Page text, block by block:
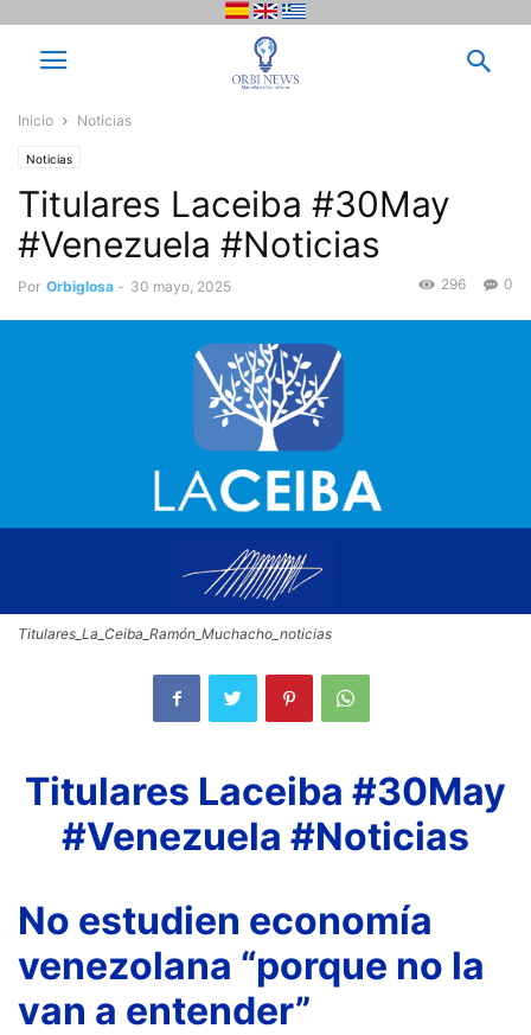
Inicio Noticias
Noticias
Titulares Laceiba #30May
#Venezuela #Noticias
Por Orbiglosa - 30 mayo, 2025 0
296
Titulares_La_Ceiba_Ramón_Muchacho_noticias
Titulares Laceiba #30May
#Venezuela #Noticias
No estudien economía
venezolana “porque no la
van a entender”